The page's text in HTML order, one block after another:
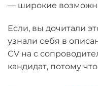
— широкие
Если, вы дочитали
узнали себя в
CV на c
кандидат, потому